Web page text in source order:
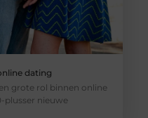
dating
grote rol binnen online
plusser nieuwe